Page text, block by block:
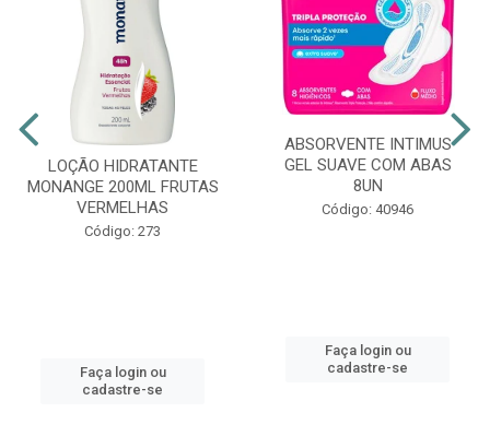
LOÇÃO HIDRATANTE
MONANGE 200ML FRUTAS
VERMELHAS
Código: 273
Faça login ou
cadastre-se
ABSORVENTE INTIMUS
GEL SUAVE COM ABAS
8UN
Código: 40946
Faça login ou
cadastre-se